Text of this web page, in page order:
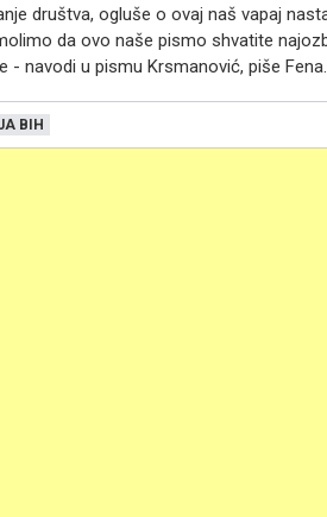
društva, ogluše o ovaj naš vapaj
da ovo naše pismo shvatite
navodi u pismu Krsmanović, piše Fena.
BIH